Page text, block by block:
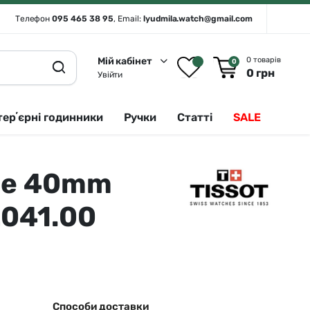
Телефон095 465 38 95, Email: lyudmila.watch@gmail.com
Мій кабінет
Увійти
0 0 товарів
0 грн
Rado 🇨🇭
Romanson
Royal London
Sergio Tacchini
Сріблястий
Білий
Чорний
Синій
годинники Ручки Статті SALE
40mm
Способи доставки